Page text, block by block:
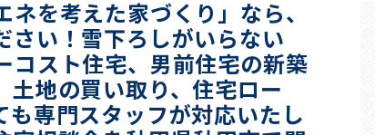
ネを考えた家づくり」なら、
さい！雪下ろしがいらない
コスト住宅、男前住宅の新築
土地の買い取り、住宅ロー
も専門スタッフが対応いたし